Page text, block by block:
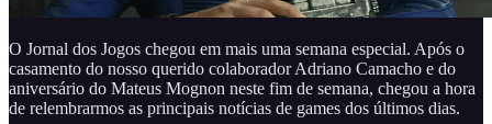
O Jornal dos Jogos chegou em mais uma semana especial. Após o
casamento do nosso querido colaborador Adriano Camacho e do
aniversário do Mateus Mognon neste fim de semana, chegou a hora
de relembrarmos as principais notícias de games dos últimos dias.